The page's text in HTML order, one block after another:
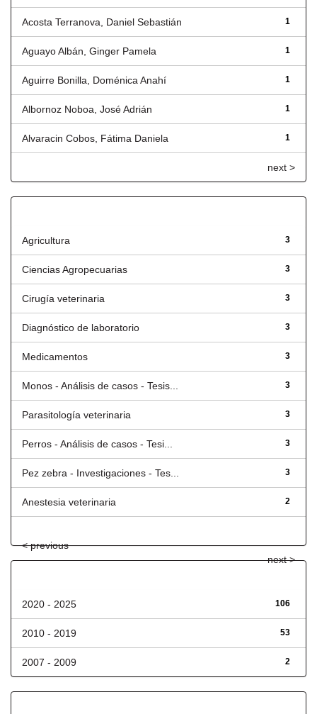
1
Acosta Terranova, Daniel Sebastián
1
Aguayo Albán, Ginger Pamela
1
Aguirre Bonilla, Doménica Anahí
1
Albornoz Noboa, José Adrián
1
Alvaracin Cobos, Fátima Daniela
next >
3
Agricultura
3
Ciencias Agropecuarias
3
Cirugía veterinaria
3
Diagnóstico de laboratorio
3
Medicamentos
3
Monos - Análisis de casos - Tesis...
3
Parasitología veterinaria
3
Perros - Análisis de casos - Tesi...
3
Pez zebra - Investigaciones - Tes...
2
Anestesia veterinaria
< previous
next >
106
2020 - 2025
53
2010 - 2019
2
2007 - 2009